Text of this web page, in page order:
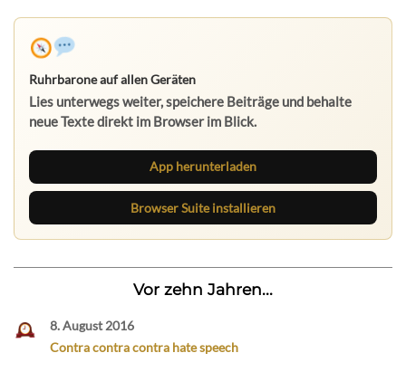
Ruhrbarone auf allen Geräten
Lies unterwegs weiter, speichere Beiträge und behalte
neue Texte direkt im Browser im Blick.
App herunterladen
Browser Suite installieren
Vor zehn Jahren...
8. August 2016
Contra contra contra hate speech